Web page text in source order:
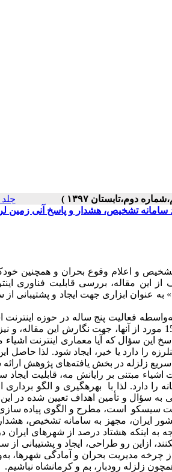
جلد ۸ شماره ۲ صفحات ۱۸۶-۱۷۳
سامانه تشخیص، هشدار و پاسخ آنی زمین
و اعلام وقوع بحران و همچنین
این مقاله، بررسی قابلیت فناوری
عنوان ابزاری جهت ایجاد و پشتیبانی
فعالیت پنج ساله در حوزه اینترنت
کتابخانه­ای و جستجو در بیش از 40 مقاله داخلی و خارجی و انتخاب 15 مورد از
این سؤال که آیا معماری اینترنت اشیاء
را دارد یا خیر، ایجاد شود. لذا حاصل
زلزله در بخش یافته‌های پژوهش
اشیاء مبتنی بر رایانش مه، قابلیت
را دارد. لذا با بهره­گیری و الگو
به سؤال و تأمین اهداف تعیین شده در
سیسکو است، مطرح و الگوی پیاده
ایران، مجهز به سامانه تشخیص،
به اینکه هشتاد درصد از شهرهای
ازاین رو طراحی، ایجاد و پشتیبانی
از چرخه مدیریت بحران و آمادگی
زلزله رودبار، بم و کرمانشاه نباشیم.